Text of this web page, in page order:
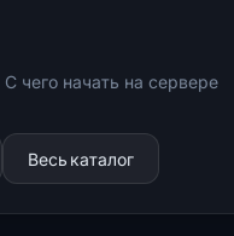
чего начать на сервере
Весь каталог